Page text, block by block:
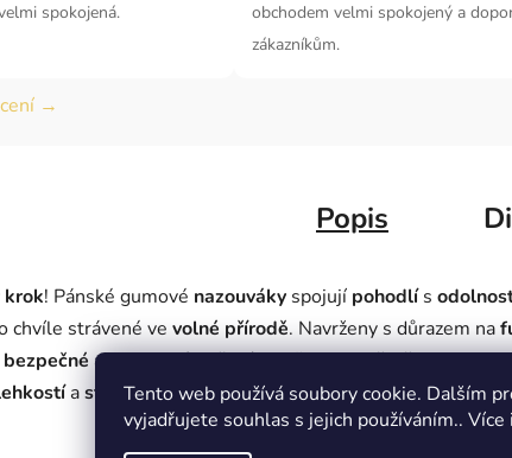
Tento web používá soubory cookie. Dalším
vyjadřujete souhlas s jejich používáním.. Více
spokojená.
obchodem velmi spokojený a
zákazníkům.
→
Popis
krok! Pánské gumové nazouváky spojují pohodlís
chvíle strávené ve volné přírodě. Navrženy s důrazem na
bezpečné apohodlné nošení, ať už jste vměstěnebo na
astylem!